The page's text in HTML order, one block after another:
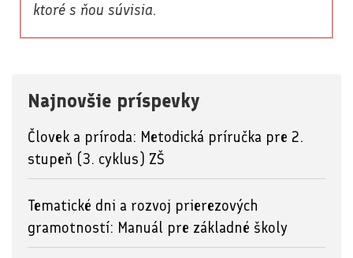
ktoré s ňou súvisia.
Najnovšie príspevky
Človek a príroda: Metodická príručka pre 2.
stupeň (3. cyklus) ZŠ
Tematické dni a rozvoj prierezových
gramotností: Manuál pre základné školy